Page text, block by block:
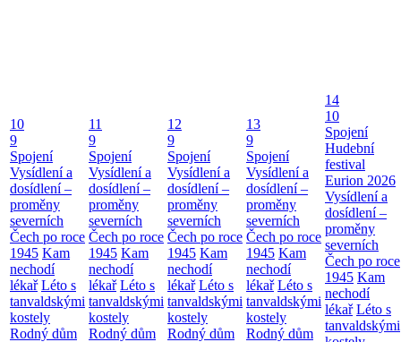
10
9
Spojení
Vysídlení a
dosídlení –
proměny
severních
Čech po roce
1945 Kam
nechodí
lékař Léto s
tanvaldskými
kostely
Rodný dům
11
9
Spojení
Vysídlení a
dosídlení –
proměny
severních
Čech po roce
1945 Kam
nechodí
lékař Léto s
tanvaldskými
kostely
Rodný dům
12
9
Spojení
Vysídlení a
dosídlení –
proměny
severních
Čech po roce
1945 Kam
nechodí
lékař Léto s
tanvaldskými
kostely
Rodný dům
13
9
Spojení
Vysídlení a
dosídlení –
proměny
severních
Čech po roce
1945 Kam
nechodí
lékař Léto s
tanvaldskými
kostely
Rodný dům
14
10
Spojení
Hudební
festival
Eurion 2026
Vysídlení a
dosídlení –
proměny
severních
Čech po roce
1945 Kam
nechodí
lékař Léto s
tanvaldskými